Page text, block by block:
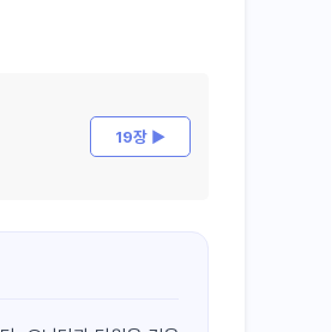
19장 ▶